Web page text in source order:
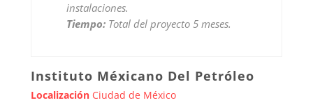
instalaciones.
Tiempo: Total del proyecto 5 meses.
Instituto Méxicano Del Petróleo
Localización Ciudad de México